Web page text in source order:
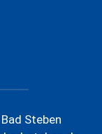
Steben